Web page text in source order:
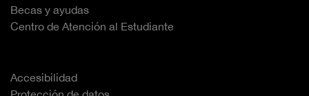
Becas y ayudas
Centro de Atención al Estudiante
Accesibilidad